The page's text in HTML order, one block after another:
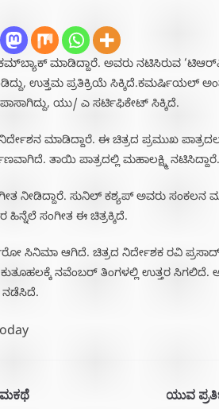
ಮಾಡಿದ್ದಾರೆ. ಅವರು ನಟಿಸಿರುವ
ಉತ್ತಮ ಪ್ರತಿಕ್ರಿಯೆ ಸಿಕ್ಕಿದೆ.ಕಮರ್ಷಿಯಲ್
ಯು/ ಎ ಸರ್ಟಿಫಿಕೇಟ್ ಸಿಕ್ಕಿದೆ.
ಮಾಡಿದ್ದಾರೆ. ಈ ಚಿತ್ರದ ಪ್ರಮುಖ
ತಾಯಿ ಪಾತ್ರದಲ್ಲಿ ಮಹಾಲಕ್ಷ್ಮಿ
ನೀಡಿದ್ದಾರೆ. ಸುನಿಲ್ ಕಶ್ಯಪ್ ಅವರು ಸಂಕಲನ
ಸಂಗೀತ ಈ ಚಿತ್ರಕ್ಕಿದೆ.
ಸಿನಿಮಾ ಆಗಿದೆ. ಚಿತ್ರದ ನಿರ್ದೇಶಕ ರವಿ
ಕುತೂಹಲಕ್ಕೆ ನವೆಂಬರ್ ತಿಂಗಳಲ್ಲಿ ಉತ್ತರ
ನಡೆಸಿದೆ.
ಯುವ